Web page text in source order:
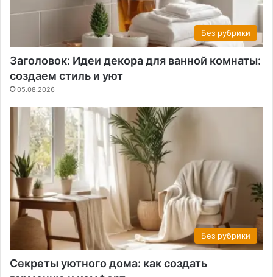
Без рубрики
Заголовок: Идеи декора для ванной комнаты:
создаем стиль и уют
05.08.2026
Без рубрики
Секреты уютного дома: как создать